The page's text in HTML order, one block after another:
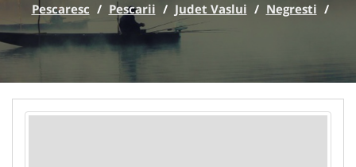
Pescaresc / Pescarii / Judet Vaslui / Negresti /